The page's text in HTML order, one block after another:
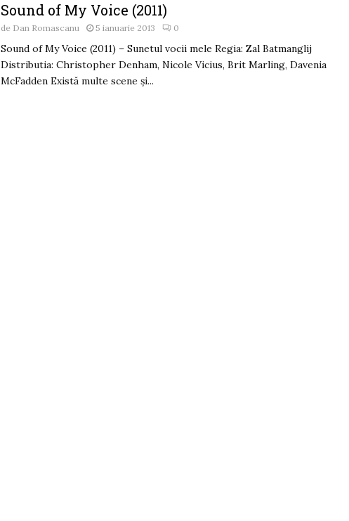
Sound of My Voice (2011)
de Dan Romascanu 5 ianuarie 2013 0
Sound of My Voice (2011) – Sunetul vocii mele Regia: Zal Batmanglij
Distributia: Christopher Denham, Nicole Vicius, Brit Marling, Davenia
McFadden Există multe scene şi...